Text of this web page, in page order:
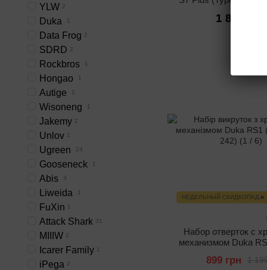
1 899 грн
НЕДЕЛЬНЫЙ СКИДКОПАД🔥
Набор отверток с
механизмом Duka
1
899 грн
YLW 2
Duka 1
Data Frog 2
SDRD 2
Rockbros 1
Hongao 1
Autige 1
Wisoneng 1
Jakemy 2
Unlov 1
Ugreen 24
Gooseneck 1
Abis 3
Liweida 1
FuXin 1
Attack Shark 31
MIIIW 2
Icarer Family 1
iPega 2